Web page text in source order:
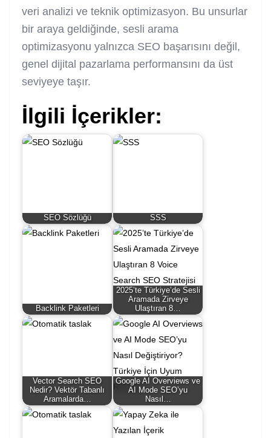
veri analizi ve teknik optimizasyon. Bu unsurlar
bir araya geldiğinde, sesli arama
optimizasyonu yalnızca SEO başarısını değil,
genel dijital pazarlama performansını da üst
seviyeye taşır.
İlgili İçerikler:
SEO Sözlüğü SSS
Backlink Paketleri
2025’te Türkiye’de Sesli
Aramada Zirveye
Ulaştıran 8…
Vector Search SEO
Nedir? Vektör Tabanlı
Aramalarda…
Google AI Overviews ve
AI Mode SEO’yu
Nasıl…